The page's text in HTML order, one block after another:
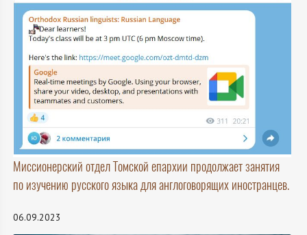
Миссионерский отдел Томской епархии продолжает занятия
по изучению русского языка для англоговорящих иностранцев.
06.09.2023